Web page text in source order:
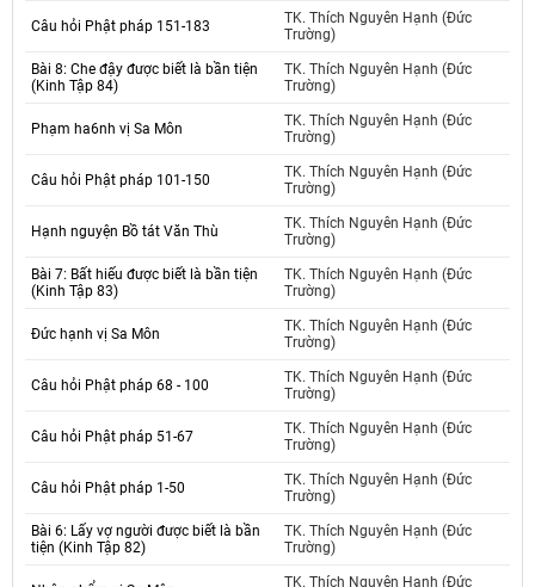
Câu hỏi Phật pháp 151-183
TK. Thích Nguyên Hạnh (Đức
Trường)
Bài 8: Che đậy được biết là bần tiện
(Kinh Tập 84)
TK. Thích Nguyên Hạnh (Đức
Trường)
Phạm ha6nh vị Sa Môn
TK. Thích Nguyên Hạnh (Đức
Trường)
Câu hỏi Phật pháp 101-150
TK. Thích Nguyên Hạnh (Đức
Trường)
Hạnh nguyện Bồ tát Văn Thù
TK. Thích Nguyên Hạnh (Đức
Trường)
Bài 7: Bất hiếu được biết là bần tiện
(Kinh Tập 83)
TK. Thích Nguyên Hạnh (Đức
Trường)
Đức hạnh vị Sa Môn
TK. Thích Nguyên Hạnh (Đức
Trường)
Câu hỏi Phật pháp 68 - 100
TK. Thích Nguyên Hạnh (Đức
Trường)
Câu hỏi Phật pháp 51-67
TK. Thích Nguyên Hạnh (Đức
Trường)
Câu hỏi Phật pháp 1-50
TK. Thích Nguyên Hạnh (Đức
Trường)
Bài 6: Lấy vợ người được biết là bần
tiện (Kinh Tập 82)
TK. Thích Nguyên Hạnh (Đức
Trường)
TK. Thích Nguyên Hạnh (Đức